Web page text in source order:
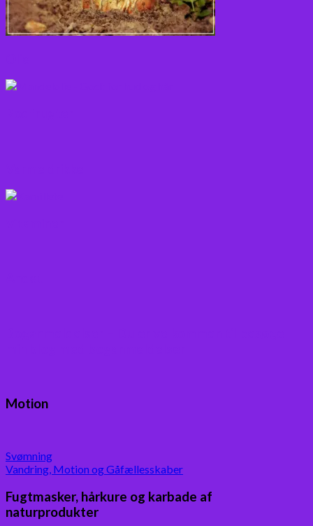
Motion
Svømning
Vandring, Motion og Gåfællesskaber
Fugtmasker, hårkure og karbade af
naturprodukter